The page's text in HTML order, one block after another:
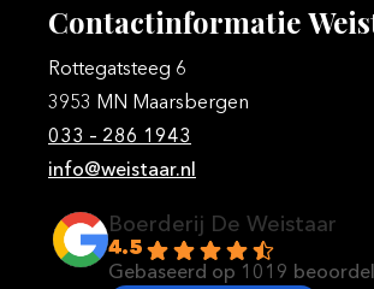
Contactinformatie
Rottegatsteeg 6
3953 MN Maarsbergen
033 – 286 1943
info@weistaar.nl
Boerderij De Weistaar
4.5
Gebaseerd op 1019